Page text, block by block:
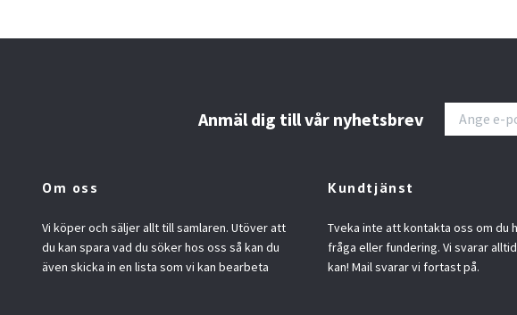
Anmäl dig till vår nyhetsbrev
Om oss
Vi köper och säljer allt till samlaren. Utöver att
du kan spara vad du söker hos oss så kan du
även skicka in en lista som vi kan bearbeta
Kundtjänst
Tveka inte att kontakta oss om du
fråga eller fundering. Vi svarar
kan! Mail svarar vi fortast på.